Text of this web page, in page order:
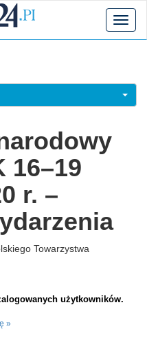
16–19
r. –
Towarzystwa
użytkowników.
»